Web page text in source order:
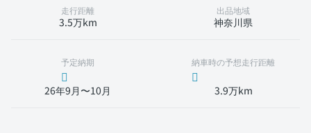
走行距離
3.5万km
出品地域
神奈川県
予定納期
26年9月〜10月
納車時の予想走行距離
3.9万km